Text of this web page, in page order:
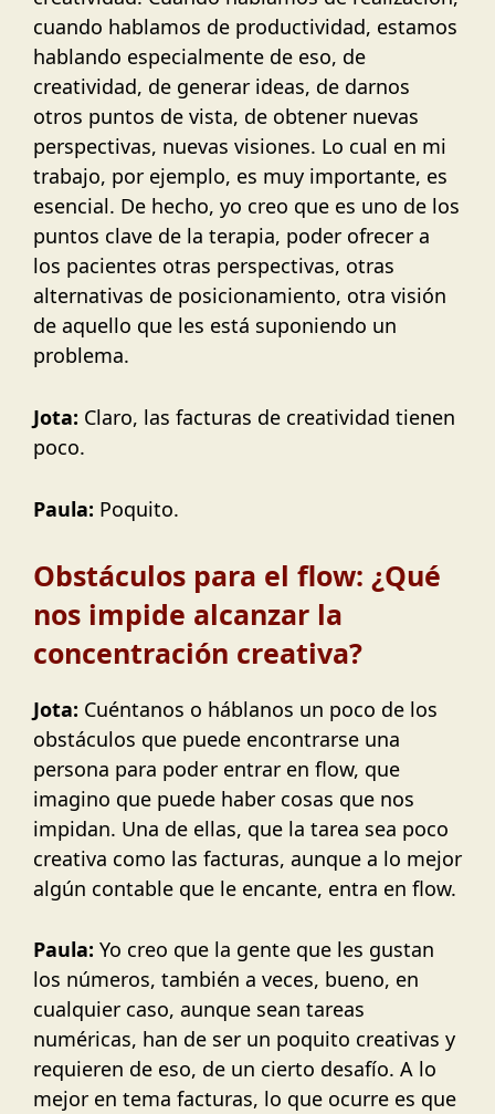
cuando hablamos de productividad, estamos
hablando especialmente de eso, de
creatividad, de generar ideas, de darnos
otros puntos de vista, de obtener nuevas
perspectivas, nuevas visiones. Lo cual en mi
trabajo, por ejemplo, es muy importante, es
esencial. De hecho, yo creo que es uno de los
puntos clave de la terapia, poder ofrecer a
los pacientes otras perspectivas, otras
alternativas de posicionamiento, otra visión
de aquello que les está suponiendo un
problema.
Jota: Claro, las facturas de creatividad tienen
poco.
Paula: Poquito.
Obstáculos para el flow: ¿Qué
nos impide alcanzar la
concentración creativa?
Jota: Cuéntanos o háblanos un poco de los
obstáculos que puede encontrarse una
persona para poder entrar en flow, que
imagino que puede haber cosas que nos
impidan. Una de ellas, que la tarea sea poco
creativa como las facturas, aunque a lo mejor
algún contable que le encante, entra en flow.
Paula: Yo creo que la gente que les gustan
los números, también a veces, bueno, en
cualquier caso, aunque sean tareas
numéricas, han de ser un poquito creativas y
requieren de eso, de un cierto desafío. A lo
mejor en tema facturas, lo que ocurre es que